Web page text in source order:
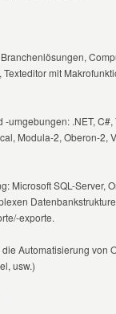
mit
umgebungen: .NET, C#,
Modula-2, Oberon-2,
Microsoft SQL-Server,
exporte.
Automatisierung von
usw.)